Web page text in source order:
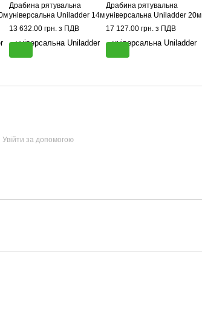
Драбина рятувальна
універсальна Uniladder 14м
13 632.00 грн. з ПДВ
Драбина рятувальна
універсальна Uniladder 20м
17 127.00 грн. з ПДВ
Увійти за допомогою